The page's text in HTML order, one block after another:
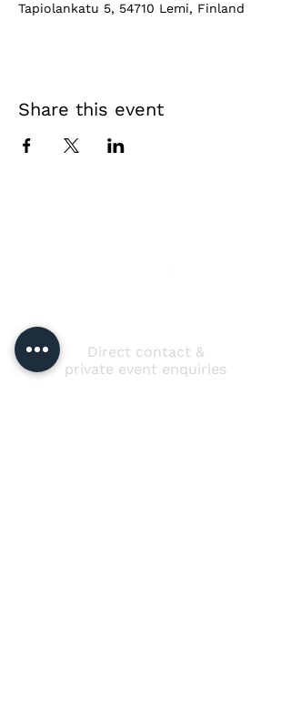
Tapiolankatu 5, 54710 Lemi, Finland
Share this event
Direct contact &
private event enquiries